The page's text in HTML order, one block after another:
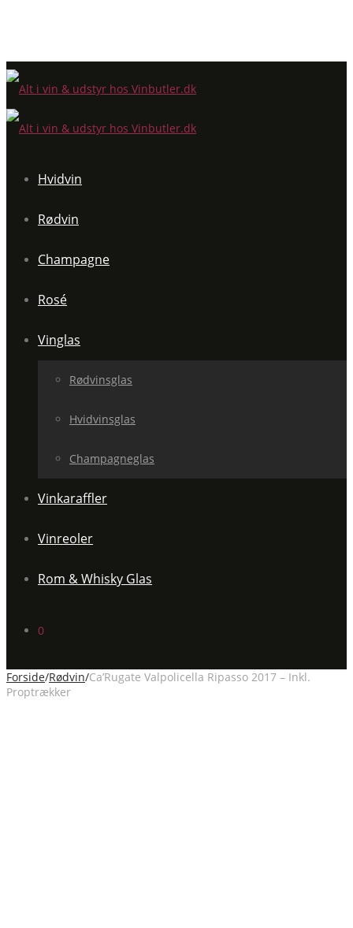
Hvidvin
Rødvin
Champagne
Rosé
Vinglas
Rødvinsglas
Hvidvinsglas
Champagneglas
Vinkaraffler
Vinreoler
Rom & Whisky Glas
0
Forside/Rødvin/Ca’Rugate Valpolicella Ripasso 2017 – Inkl.
Proptrækker